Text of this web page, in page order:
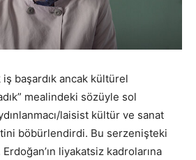
başardık ancak kültürel
mealindeki sözüyle sol
laisist kültür ve sanat
böbürlendirdi. Bu serzenişteki
Erdoğan’ın liyakatsiz kadrolarına